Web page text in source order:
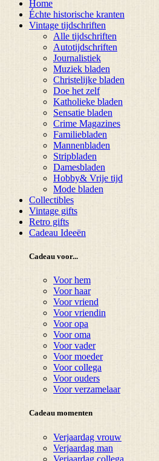
Home
Échte historische kranten
Vintage tijdschriften
Alle tijdschriften
Autotijdschriften
Journalistiek
Muziek bladen
Christelijke bladen
Doe het zelf
Katholieke bladen
Sensatie bladen
Crime Magazines
Familiebladen
Mannenbladen
Stripbladen
Damesbladen
Hobby& Vrije tijd
Mode bladen
Collectibles
Vintage gifts
Retro gifts
Cadeau Ideeën
Cadeau voor...
Voor hem
Voor haar
Voor vriend
Voor vriendin
Voor opa
Voor oma
Voor vader
Voor moeder
Voor collega
Voor ouders
Voor verzamelaar
Cadeau momenten
Verjaardag vrouw
Verjaardag man
Verjaardag collega